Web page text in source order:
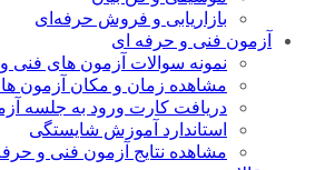
بازاریابی و فروش حرفه‌ای
آزمون فنی و حرفه ای
نمونه سوالات آزمون های فنی
مشاهده زمان و مکان آزمون
دریافت کارت ورود به جلسه
استاندارد آموزش شایستگی
مشاهده نتایج آزمون فنی و